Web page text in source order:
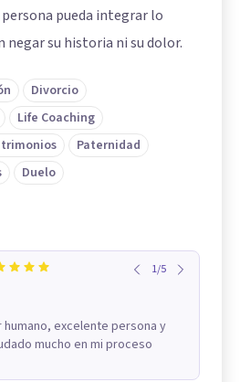
pueda integrar lo
negar su historia ni su dolor.
Divorcio
Life Coaching
Paternidad
Duelo
1/5
humano, excelente persona y
mucho en mi proceso